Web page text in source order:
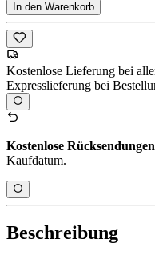
In den Warenkorb
Kostenlose Lieferung bei
Expresslieferung bei
Kostenlose Rücksendungen
Kaufdatum.
Beschreibung